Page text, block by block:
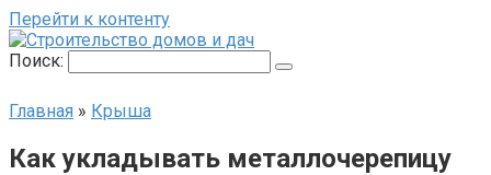
Перейти к контенту
Поиск:
Главная » Крыша
Как укладывать металлочерепицу